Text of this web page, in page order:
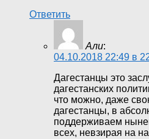
Ответить
Али:
04.10.2018 22:49 в
Дагестанцы это
дагестанских
что можно, даже
дагестанцы, в
поддерживаем
всех, невзирая на